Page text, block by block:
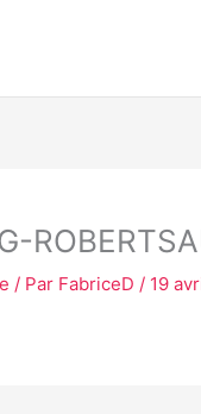
/ Par FabriceD / 19